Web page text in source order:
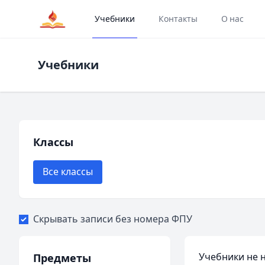
Учебники Контакты О нас
Учебники
Классы
Все классы
Скрывать записи без номера ФПУ
Предметы Учебники не